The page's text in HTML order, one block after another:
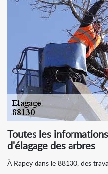
Toutes les
d'élagage des arbres
À Rapey dans le 88130, des